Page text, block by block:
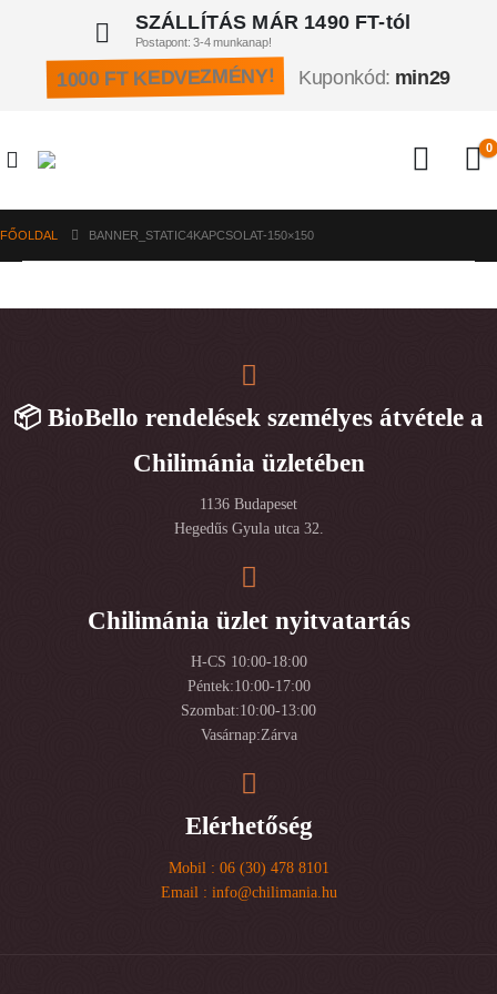
SZÁLLÍTÁS MÁR 1490 FT-tól
Postapont: 3-4 munkanap!
1000 FT KEDVEZMÉNY! Kuponkód: min29
0
FŐOLDAL BANNER_STATIC4KAPCSOLAT-150×150
📦 BioBello rendelések személyes átvétele a
Chilimánia üzletében
1136 Budapeset
Hegedűs Gyula utca 32.
Chilimánia üzlet nyitvatartás
H-CS 10:00-18:00
Péntek:10:00-17:00
Szombat:10:00-13:00
Vasárnap:Zárva
Elérhetőség
Mobil : 06 (30) 478 8101
Email : info@chilimania.hu